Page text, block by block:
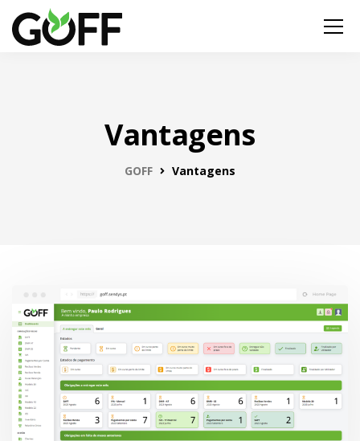
Vantagens
GOFF Vantagens